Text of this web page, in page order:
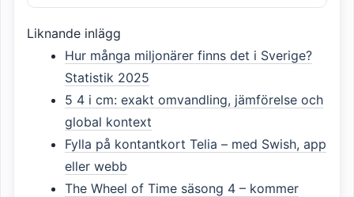
Liknande inlägg
Hur många miljonärer finns det i Sverige?
Statistik 2025
5 4 i cm: exakt omvandling, jämförelse och
global kontext
Fylla på kontantkort Telia – med Swish, app
eller webb
The Wheel of Time säsong 4 – kommer